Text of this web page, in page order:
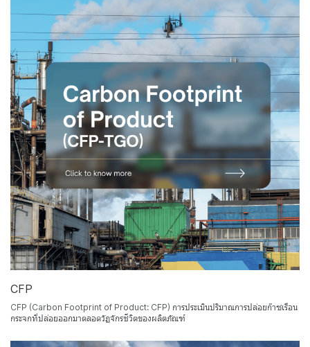
CFP
CFP (Carbon Footprint of Product: CFP) การประเมินปริมาณการปล่อยก๊าซเรือน
กระจกที่ปล่อยออกมาตลอดวัฏจักรชีวิตของผลิตภัณฑ์